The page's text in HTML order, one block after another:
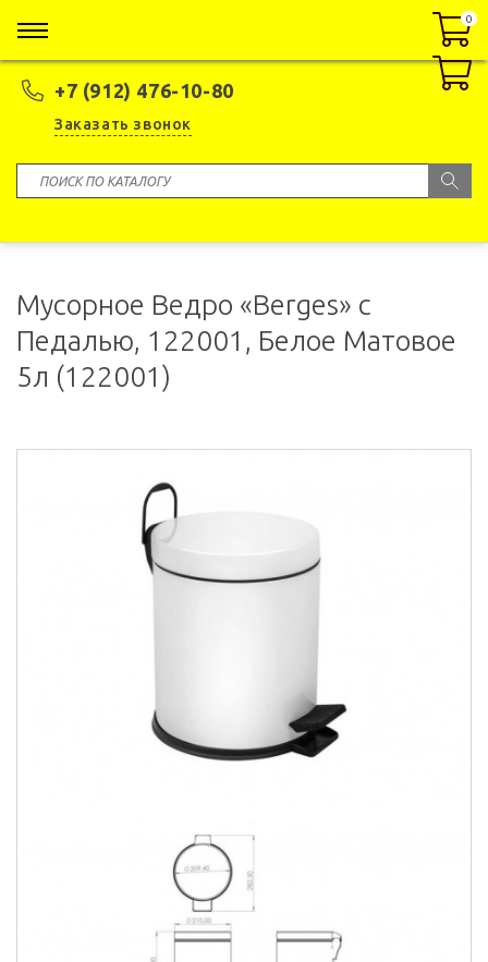
+7 (912) 476-10-80
Заказать звонок
0
0
Мусорное Ведро «Berges» с
Педалью, 122001, Белое Матовое
5л (122001)